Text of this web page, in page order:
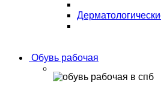
Обувь рабочая